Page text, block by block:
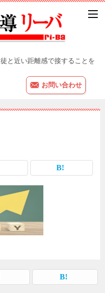
と近い距離感で接することを
お問い合わせ